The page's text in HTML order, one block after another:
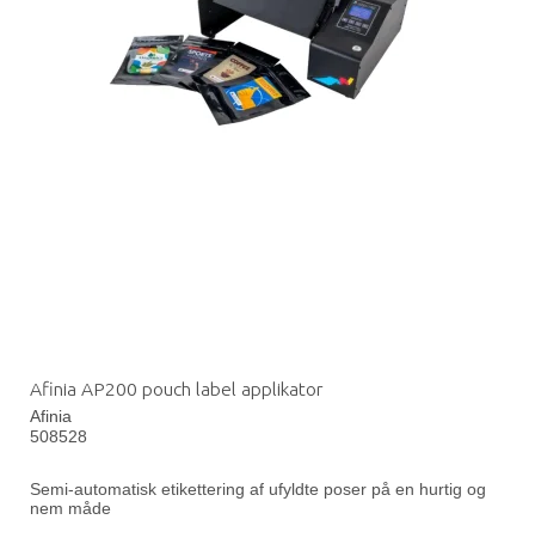
Afinia AP200 pouch label applikator
Afinia
508528
Semi-automatisk etikettering af ufyldte poser på en hurtig og
nem måde